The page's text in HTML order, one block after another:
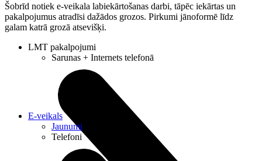
Šobrīd notiek e-veikala labiekārtošanas darbi, tāpēc iekārtas un
pakalpojumus atradīsi dažādos grozos. Pirkumi jānoformē līdz
galam katrā grozā atsevišķi.
LMT pakalpojumi
Sarunas + Internets telefonā
E-veikals
Jaunumi
Telefoni